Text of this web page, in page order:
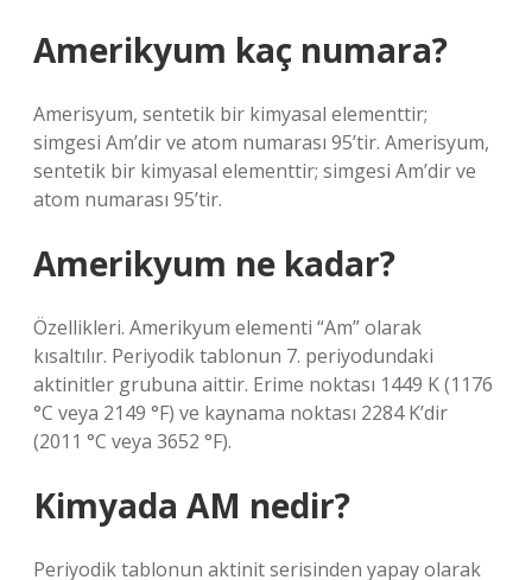
Amerikyum kaç numara?
Amerisyum, sentetik bir kimyasal elementtir;
simgesi Am’dir ve atom numarası 95’tir. Amerisyum,
sentetik bir kimyasal elementtir; simgesi Am’dir ve
atom numarası 95’tir.
Amerikyum ne kadar?
Özellikleri. Amerikyum elementi “Am” olarak
kısaltılır. Periyodik tablonun 7. periyodundaki
aktinitler grubuna aittir. Erime noktası 1449 K (1176
°C veya 2149 °F) ve kaynama noktası 2284 K’dir
(2011 °C veya 3652 °F).
Kimyada AM nedir?
Periyodik tablonun aktinit serisinden yapay olarak